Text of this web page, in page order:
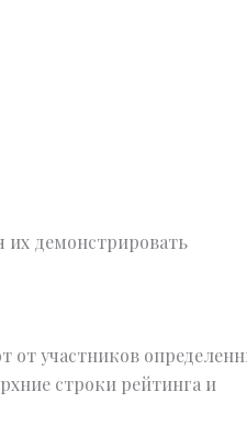
их демонстрировать
от участников
строки рейтинга и